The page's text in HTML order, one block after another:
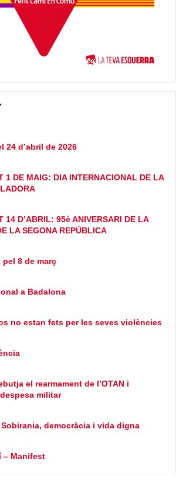
24 d’abril de 2026
1 DE MAIG: DIA INTERNACIONAL DE LA
14 D’ABRIL: 95è ANIVERSARI DE LA
LA SEGONA REPÚBLICA
pel 8 de març
a Badalona
no estan fets per les seves violències
el rearmament de l’OTAN i
militar
Sobirania, democràcia i vida digna
– Manifest